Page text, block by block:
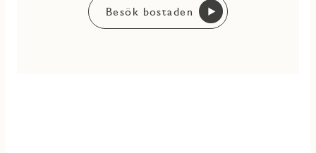
Besök bostaden